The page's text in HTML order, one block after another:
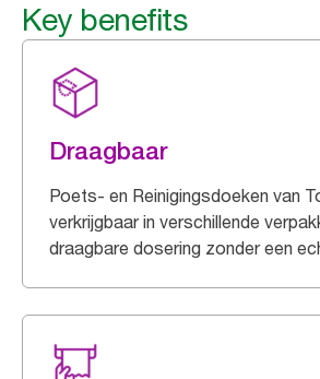
Key benefits
Draagbaar
Poets- en Reinigingsdoeken van
verkrijgbaar in verschillende
draagbare dosering zonder een